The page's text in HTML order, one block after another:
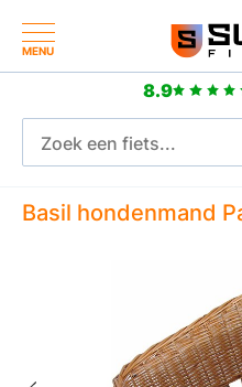
MENU
8.9
Meer dan
Basil hondenmand